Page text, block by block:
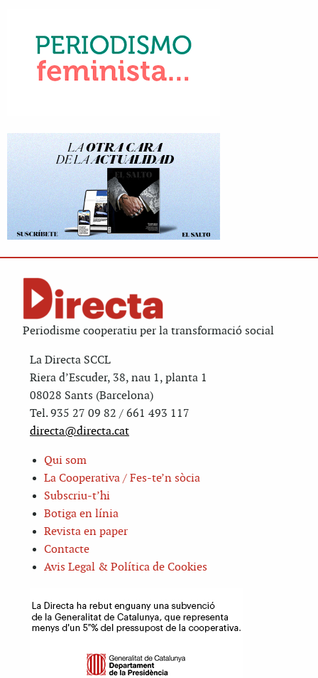
Periodisme cooperatiu per la transformació social
La Directa SCCL
Riera d’Escuder, 38, nau 1, planta 1
08028 Sants (Barcelona)
Tel. 935 27 09 82 / 661 493 117
directa@directa.cat
Qui som
La Cooperativa / Fes-te’n sòcia
Subscriu-t’hi
Botiga en línia
Revista en paper
Contacte
Avis Legal & Política de Cookies